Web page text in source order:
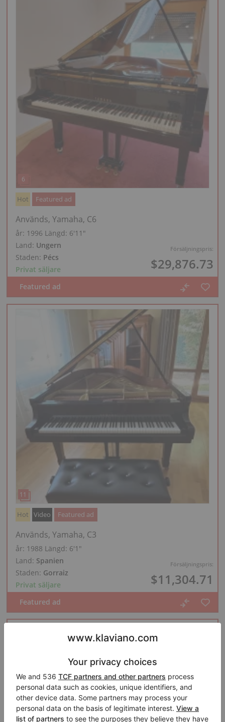
Försäljningspris:
$29,876.73
Hot Featured ad
Används, Yamaha, C6
år: 1996 Längd: 6′11″
Land: Ungern
Staden: Pécs
Privat säljare
Försäljningspris:
$11,304.71
Hot Video Featured ad
Används, Yamaha, C3
år: 1988 Längd: 6′1″
Land: Spanien
Staden: Gorraiz
Privat säljare